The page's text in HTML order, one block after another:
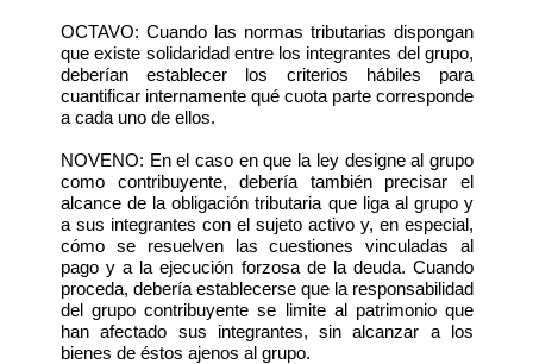
OCTAVO: Cuando las normas tributarias dispongan
que existe solidaridad entre los integrantes del grupo,
deberían establecer los criterios hábiles para
cuantificar internamente qué cuota parte corresponde
a cada uno de ellos.
NOVENO: En el caso en que la ley designe al grupo
como contribuyente, debería también precisar el
alcance de la obligación tributaria que liga al grupo y
a sus integrantes con el sujeto activo y, en especial,
cómo se resuelven las cuestiones vinculadas al
pago y a la ejecución forzosa de la deuda. Cuando
proceda, debería establecerse que la responsabilidad
del grupo contribuyente se limite al patrimonio que
han afectado sus integrantes, sin alcanzar a los
bienes de éstos ajenos al grupo.